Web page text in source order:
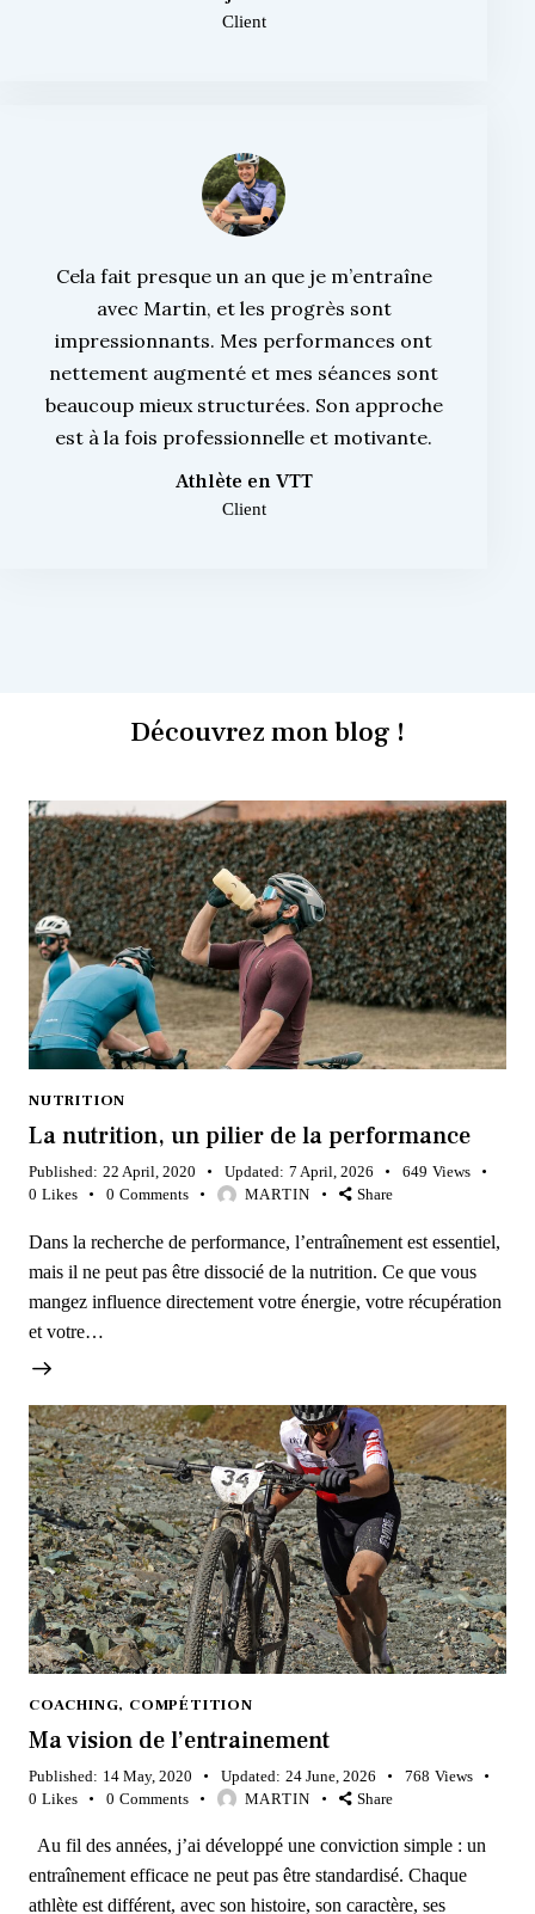
Client
Cela fait presque un an que je m’entraîne
avec Martin, et les progrès sont
impressionnants. Mes performances ont
nettement augmenté et mes séances sont
beaucoup mieux structurées. Son approche
est à la fois professionnelle et motivante.
Athlète en VTT
Client
Découvrez mon blog !
NUTRITION
La nutrition, un pilier de la performance
Published: 22 April, 2020 Updated: 7 April, 2026 649 Views
0 Likes 0 Comments MARTIN Share
Dans la recherche de performance, l’entraînement est essentiel,
mais il ne peut pas être dissocié de la nutrition. Ce que vous
mangez influence directement votre énergie, votre récupération
et votre…
COACHING, COMPÉTITION
Ma vision de l’entrainement
Published: 14 May, 2020 Updated: 24 June, 2026 768 Views
0 Likes 0 Comments MARTIN Share
Au fil des années, j’ai développé une conviction simple : un
entraînement efficace ne peut pas être standardisé. Chaque
athlète est différent, avec son histoire, son caractère, ses